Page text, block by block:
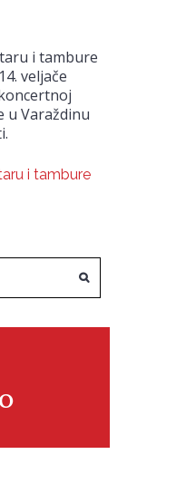
i tambure
veljače
u Varaždinu
i tambure